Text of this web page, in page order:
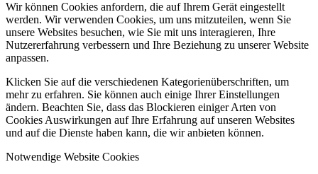
Wir können Cookies anfordern, die auf Ihrem Gerät eingestellt
werden. Wir verwenden Cookies, um uns mitzuteilen, wenn Sie
unsere Websites besuchen, wie Sie mit uns interagieren, Ihre
Nutzererfahrung verbessern und Ihre Beziehung zu unserer Website
anpassen.
Klicken Sie auf die verschiedenen Kategorienüberschriften, um
mehr zu erfahren. Sie können auch einige Ihrer Einstellungen
ändern. Beachten Sie, dass das Blockieren einiger Arten von
Cookies Auswirkungen auf Ihre Erfahrung auf unseren Websites
und auf die Dienste haben kann, die wir anbieten können.
Notwendige Website Cookies